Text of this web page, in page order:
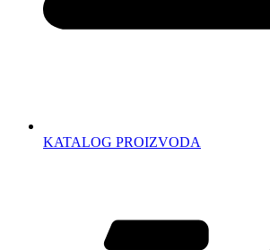
KATALOG PROIZVODA